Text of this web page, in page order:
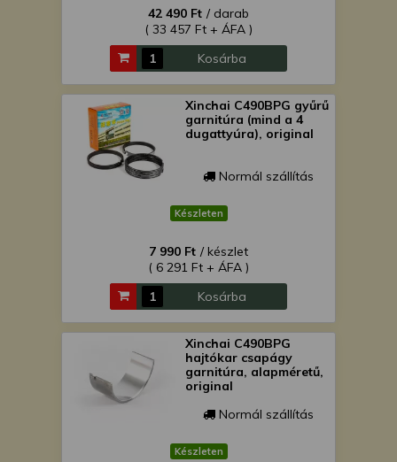
42 490 Ft / darab
( 33 457 Ft + ÁFA )
Kosárba
Xinchai C490BPG gyűrű
garnitúra (mind a 4
dugattyúra), original
Normál szállítás
Készleten
7 990 Ft / készlet
( 6 291 Ft + ÁFA )
Kosárba
Xinchai C490BPG
hajtókar csapágy
garnitúra, alapméretű,
original
Normál szállítás
Készleten